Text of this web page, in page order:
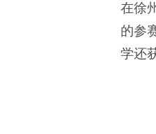
在徐
的参
学还